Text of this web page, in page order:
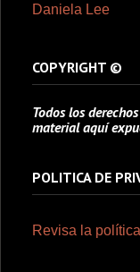
Daniela Lee
COPYRIGHT ©
Todos los
material aquí
POLITICA DE
Revisa la política